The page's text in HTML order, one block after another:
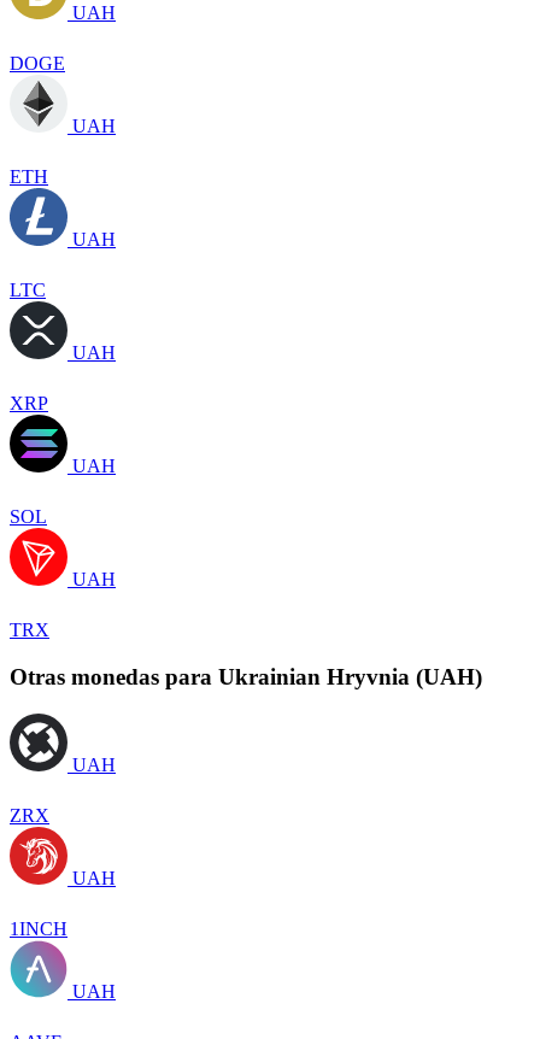
UAH
DOGE
UAH
ETH
UAH
LTC
UAH
XRP
UAH
SOL
UAH
TRX
Otras monedas para Ukrainian Hryvnia (UAH)
UAH
ZRX
UAH
1INCH
UAH